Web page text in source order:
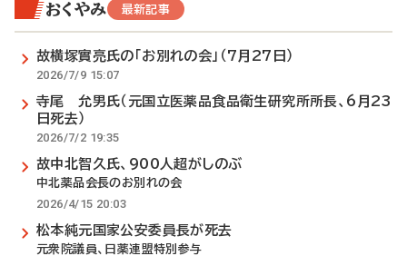
おくやみ 最新記事
故横塚實亮氏の「お別れの会」（7月27日）
2026/7/9 15:07
寺尾 允男氏（元国立医薬品食品衛生研究所所長、6月23
日死去）
2026/7/2 19:35
故中北智久氏、900人超がしのぶ
中北薬品会長のお別れの会
2026/4/15 20:03
松本純元国家公安委員長が死去
元衆院議員、日薬連盟特別参与